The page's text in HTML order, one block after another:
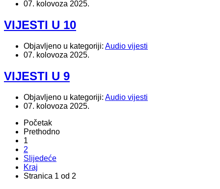
07. kolovoza 2025.
VIJESTI U 10
Objavljeno u kategoriji: Audio vijesti
07. kolovoza 2025.
VIJESTI U 9
Objavljeno u kategoriji: Audio vijesti
07. kolovoza 2025.
Početak
Prethodno
1
2
Slijedeće
Kraj
Stranica 1 od 2